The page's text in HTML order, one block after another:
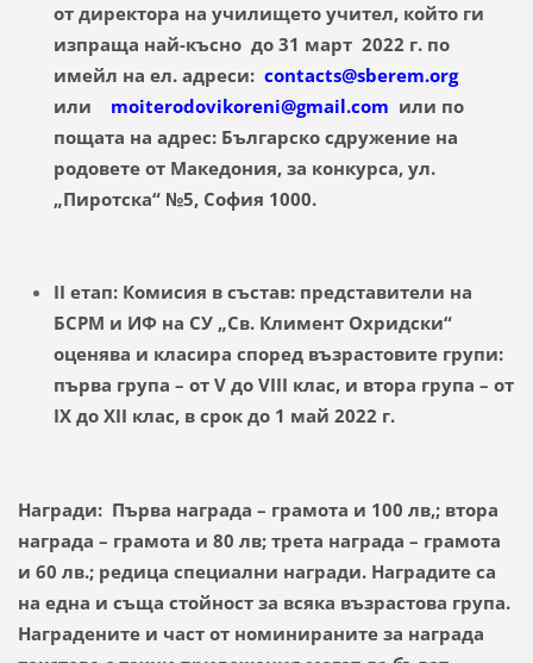
от директора на училището учител, който ги
изпраща най-късно до 31 март 2022 г. по
имейл на ел. адреси: contacts@sberem.org
или moiterodovikoreni@gmail.com или по
пощата на адрес: Българско сдружение на
родовете от Македония, за конкурса, ул.
„Пиротска“ №5, София 1000.
II етап: Комисия в състав: представители на
БСРМ и ИФ на СУ „Св. Климент Охридски“
оценява и класира според възрастовите групи:
първа група – от V до VIII клас, и втора група – от
IX до XII клас, в срок до 1 май 2022 г.
Награди: Първа награда – грамота и 100 лв,; втора
награда – грамота и 80 лв; трета награда – грамота
и 60 лв.; редица специални награди. Наградите са
на една и съща стойност за всяка възрастова група.
Наградените и част от номинираните за награда